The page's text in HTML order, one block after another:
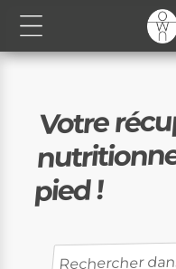
Votre
pied !
Recherche